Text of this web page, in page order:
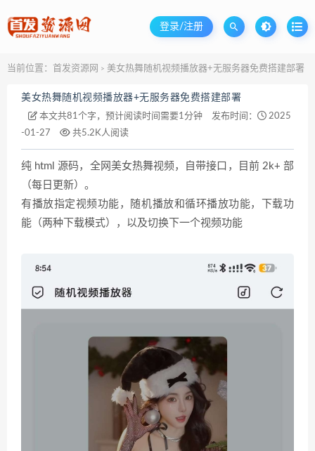
登录/注册
当前位置： 首发资源网 > 美女热舞随机视频播放器+无服务器免费搭建部署
美女热舞随机视频播放器+无服务器免费搭建部署
本文共81个字，预计阅读时间需要1分钟 发布时间：
2025
-01-27
共5.2K人阅读
纯 html 源码，全网美女热舞视频，自带接口，目前 2k+ 部
（每日更新）。
有播放指定视频功能，随机播放和循环播放功能，下载功
能（两种下载模式），以及切换下一个视频功能